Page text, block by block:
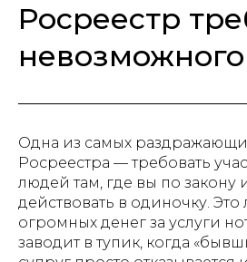
Росреестр
невозможного
Одна из самых
Росреестра — требовать
людей там, где вы по закону
действовать в одиночку. Это
огромных денег за услуги
заводит в тупик, когда